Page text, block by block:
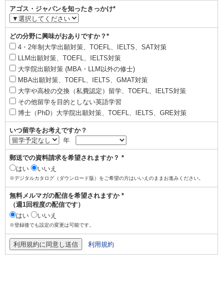
アゴス・ジャパンを知ったきっかけ*
どの分野に興味がおありですか？*
4・2年制大学出願対策、TOEFL、IELTS、SAT対策
LLM出願対策、TOEFL、IELTS対策
大学院出願対策 (MBA・LLM以外の修士)
MBA出願対策、TOEFL、IELTS、GMAT対策
大学や高校の交換（私費認定）留学、TOEFL、IELTS対策
その他留学を目的としない英語学習
博士（PhD）大学院出願対策、TOEFL、IELTS、GRE対策
いつ留学をお考えですか？
年
郵送での資料請求を希望されますか？ *
はい
いいえ
※デジタルカタログ（ダウンロード版）をご希望の方はいいえのままお進みください。
無料メルマガの配信を希望されますか *
（週1回程度の配信です）
はい
いいえ
※登録後でも設定の変更は可能です。
利用規約